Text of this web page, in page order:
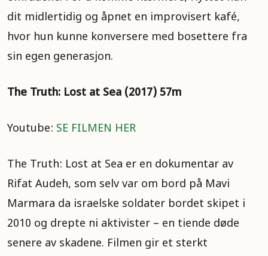
dit midlertidig og åpnet en improvisert kafé,
hvor hun kunne konversere med bosettere fra
sin egen generasjon.
The Truth: Lost at Sea (2017) 57m
Youtube: SE FILMEN HER
The Truth: Lost at Sea er en dokumentar av
Rifat Audeh, som selv var om bord på Mavi
Marmara da israelske soldater bordet skipet i
2010 og drepte ni aktivister – en tiende døde
senere av skadene. Filmen gir et sterkt